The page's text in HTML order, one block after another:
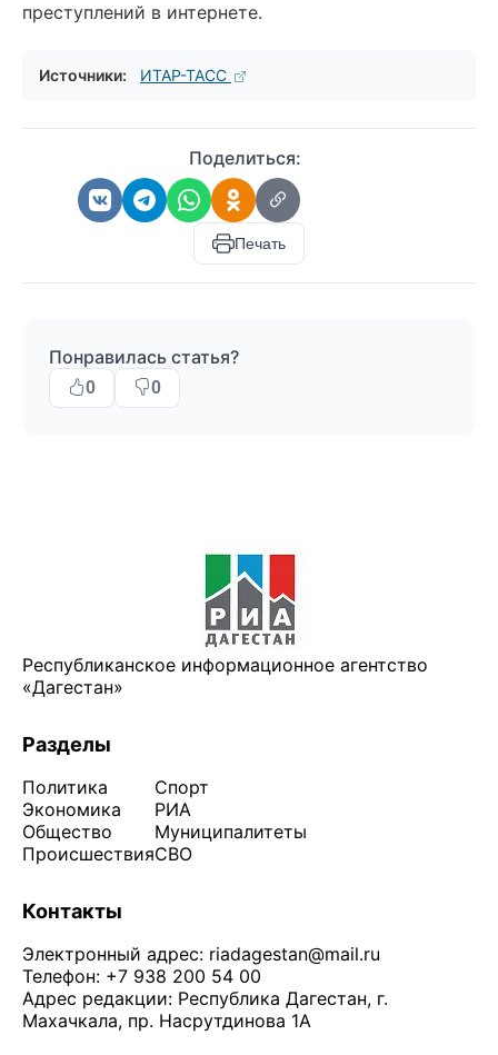
преступлений в интернете.
Источники: ИТАР-ТАСС
Поделиться:
Печать
Понравилась статья?
0 0
Республиканское информационное агентство
«Дагестан»
Разделы
Политика
Экономика
Общество
Происшествия
Спорт
РИА
Муниципалитеты
СВО
Контакты
Электронный адрес: riadagestan@mail.ru
Телефон: +7 938 200 54 00
Адрес редакции: Республика Дагестан, г.
Махачкала, пр. Насрутдинова 1А